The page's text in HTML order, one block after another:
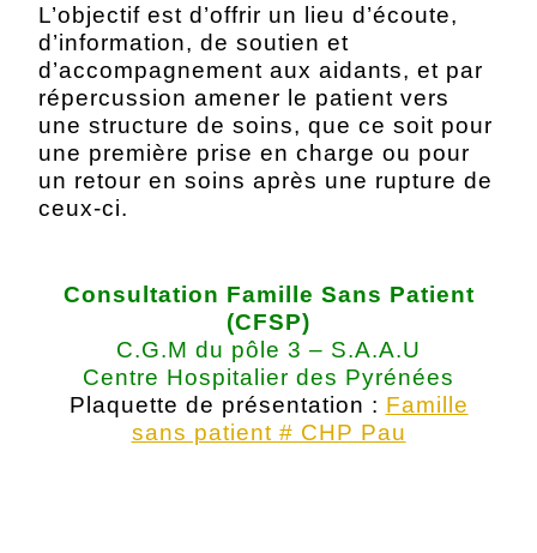
L’objectif est d’offrir un lieu d’écoute,
d’information, de soutien et
d’accompagnement aux aidants, et par
répercussion amener le patient vers
une structure de soins, que ce soit pour
une première prise en charge ou pour
un retour en soins après une rupture de
ceux-ci.
Consultation Famille Sans Patient
(CFSP)
C.G.M du pôle 3 – S.A.A.U
Centre Hospitalier des Pyrénées
Plaquette de présentation : Famille
sans patient # CHP Pau